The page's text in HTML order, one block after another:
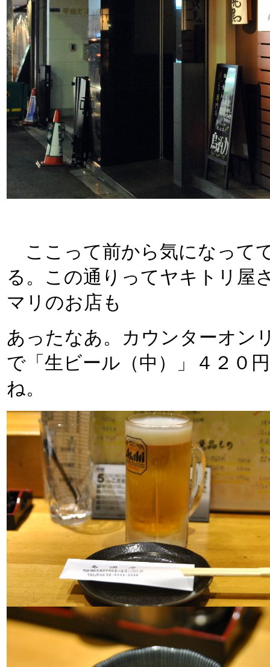
ここって前から気になって
る。この通りってヤキトリ屋
マリのお店も
あったなあ。カウンターオン
で「生ビール（中）」４２０
ね。